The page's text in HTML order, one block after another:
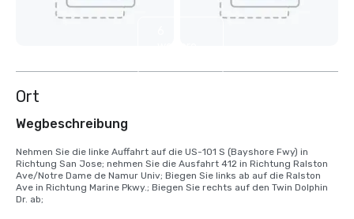
Ort
Wegbeschreibung
Nehmen Sie die linke Auffahrt auf die US-101 S (Bayshore Fwy) in
Richtung San Jose; nehmen Sie die Ausfahrt 412 in Richtung Ralston
Ave/Notre Dame de Namur Univ; Biegen Sie links ab auf die Ralston
Ave in Richtung Marine Pkwy.; Biegen Sie rechts auf den Twin Dolphin
Dr. ab;